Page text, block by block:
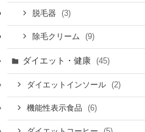
脱毛器 (3)
除毛クリーム (9)
ダイエット・健康 (45)
ダイエットインソール (2)
機能性表示食品 (6)